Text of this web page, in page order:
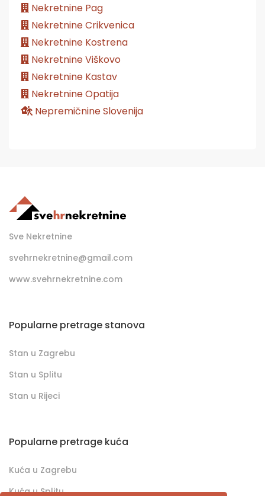
Nekretnine Pag
Nekretnine Crikvenica
Nekretnine Kostrena
Nekretnine Viškovo
Nekretnine Kastav
Nekretnine Opatija
Nepremičnine Slovenija
Sve Nekretnine
svehrnekretnine@gmail.com
www.svehrnekretnine.com
Popularne pretrage stanova
Stan u Zagrebu
Stan u Splitu
Stan u Rijeci
Popularne pretrage kuća
Kuća u Zagrebu
Kuća u Splitu